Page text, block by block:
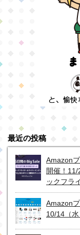
最近の投稿
Amazon
開催！
ックフラ
Amazon
10/14（